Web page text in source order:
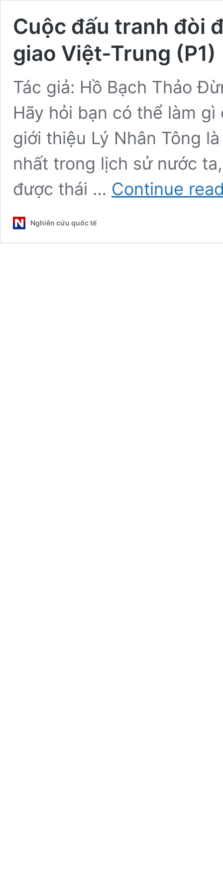
Cuộc đấu tranh đòi
giao Việt-Trung (P1)
Tác giả: Hồ Bạch Thảo
Hãy hỏi bạn có thể làm
giới thiệu Lý Nhân Tông
nhất trong lịch sử nước
được thái … Continue
Nghiên cứu quốc tế